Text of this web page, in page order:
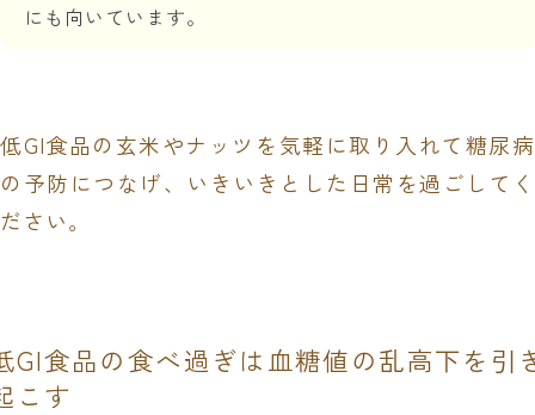
にも向いています。
低GI食品の玄米やナッツを気軽に取り入れて糖尿病
の予防につなげ、いきいきとした日常を過ごしてく
ださい。
GI食品の食べ過ぎは血糖値の乱高下を引
こす